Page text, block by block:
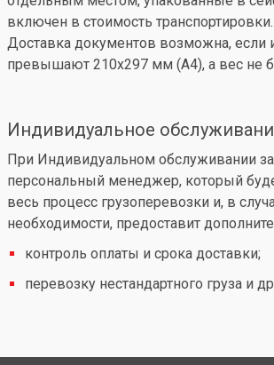
включен в стоимость транспортировки.
Доставка документов возможна, если
превышают 210x297 мм (А4), а вес не
Индивидуальное
При Индивидуальном обслуживании
персональный менеджер, который
весь процесс грузоперевозки и, в
необходимости, предоставит
контроль оплаты и срока доставки;
перевозку нестандартного груза и